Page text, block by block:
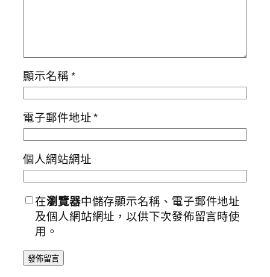
顯示名稱*
電子郵件地址*
個人網站網址
在瀏覽器中儲存顯示名稱、電子郵件地址
及個人網站網址，以供下次發佈留言時使
用。